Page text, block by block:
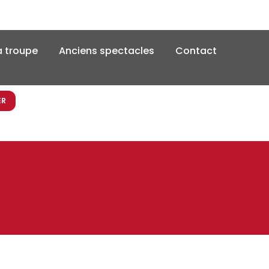
troupe Anciens spectacles Contact